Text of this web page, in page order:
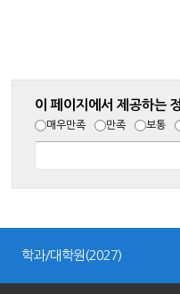
이 페이지에서 제공하는
매우만족 만족 보통
학과/대학원(2027)